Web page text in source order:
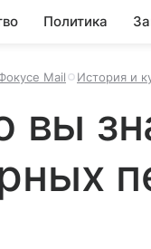
Политика
Mail История и
вы